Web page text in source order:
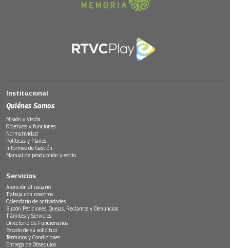
Institucional
Quiénes Somos
Misión y Visión
Objetivos y funciones
Normatividad
Políticas y Planes
Informes de Gestión
Manual de producción y estilo
Servicios
Atención al usuario
Trabaja con nosotros
Calendario de actividades
Buzón Peticiones, Quejas, Reclamos y Denuncias
Trámites y Servicios
Directorio de Funcionarios
Estado de su solicitud
Términos y Condiciones
Entrega de Obsequios